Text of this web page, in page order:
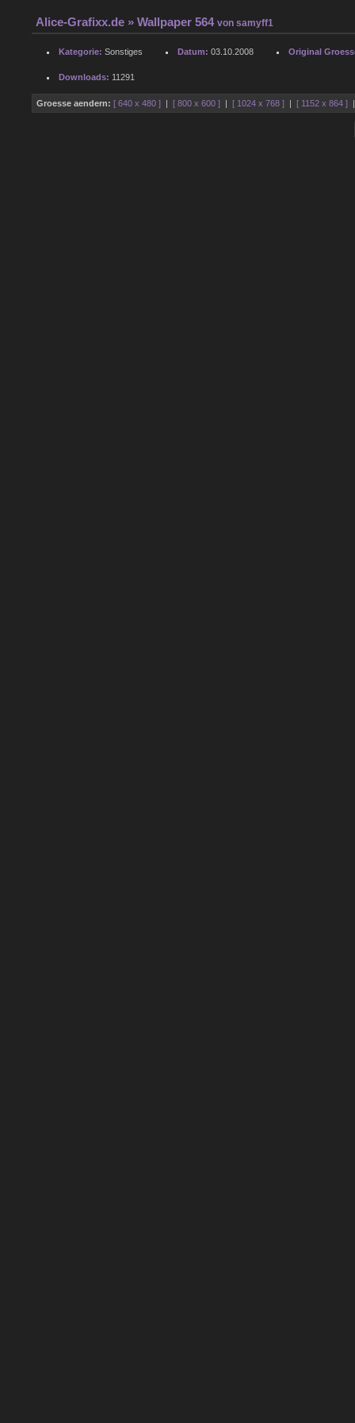
Alice-Grafixx.de » Wallpaper 564vonsamyff1
Kategorie: Sonstiges Datum: 03.10.2008 Original
Downloads: 11291
Groesse aendern: [ 640 x 480 ] |[ 800 x 600 ] |[ 1024 x 768 ] |[ 1152 x 864 ]